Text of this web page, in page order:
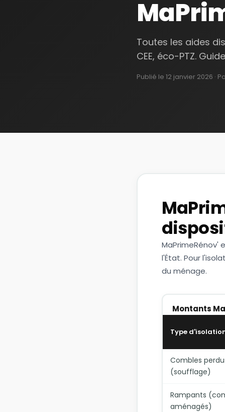
Toutes les aides
CEE, éco-PTZ.
Publié le 12 janvier 2026 ·
MaPrimeRénov'
l'État. Pour
du ménage.
Montants
Type
Combles
(soufflage)
Rampants
aménagés)